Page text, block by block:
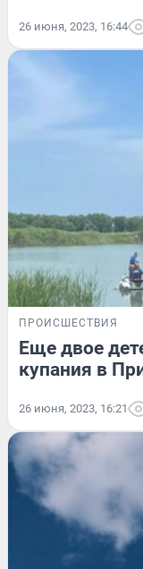
26 июня, 2023, 16:44
ПРОИСШЕСТВИЯ
Еще двое
купания в
26 июня, 2023, 16:21